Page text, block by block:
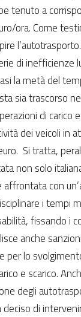
tenuto a
ora. Come
di inefficienze
la metà del
sia trascorso
di carico
dei veicoli in
Si tratta,
non solo
con
i tempi
fissando i
anche
per lo
e scarico.
degli
di